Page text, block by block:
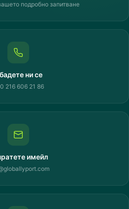
подробно запитване
ни се
216 606 21 86
имейл